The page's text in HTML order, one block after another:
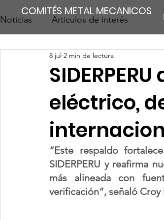
COMITÉS METAL MECANICOS
Noticias Articulos de interés
eléctrico,
8 jul 2 min de lectura
“Este respaldo
SIDERPERU y reafirma
más alineada con
verificación”, señaló